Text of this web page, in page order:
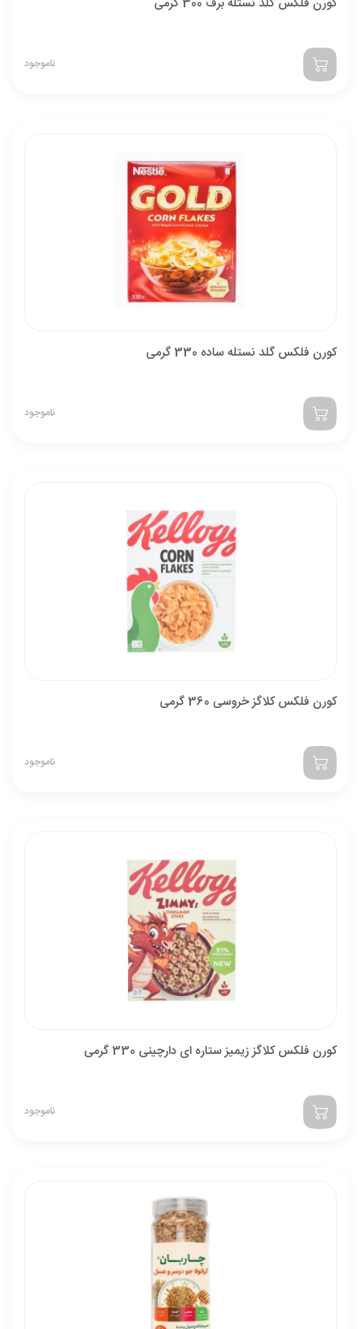
ناموجود
کورن فلکس گلد نستله ساده 330 گرمی
ناموجود
کورن فلکس کلاگز خروسی 360 گرمی
ناموجود
کورن فلکس کلاگز زیمیز ستاره ای دارچینی 330 گرمی
ناموجود